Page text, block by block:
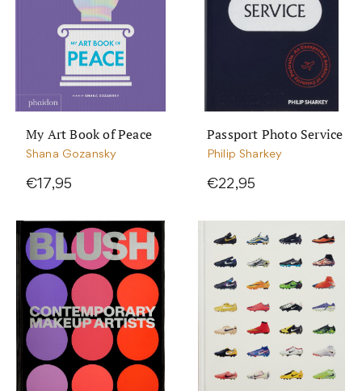
My Art Book of Peace
Shana Gozansky
€17,95
Passport Photo Service
Philip Sharkey
€22,95